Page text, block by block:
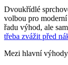
Dvoukřídlé
volbou pro
řadu výhod, ale
třeba zvážit před
Mezi hlavní